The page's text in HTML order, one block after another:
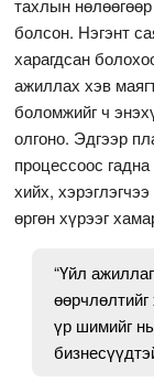
тахлын
болсон. Нэгэнт
харагдсан
ажиллах хэв
боломжийг ч
олгоно. Эдгээр
процессоос
хийх,
өргөн хүрээг
“Үйл
үр шимийг